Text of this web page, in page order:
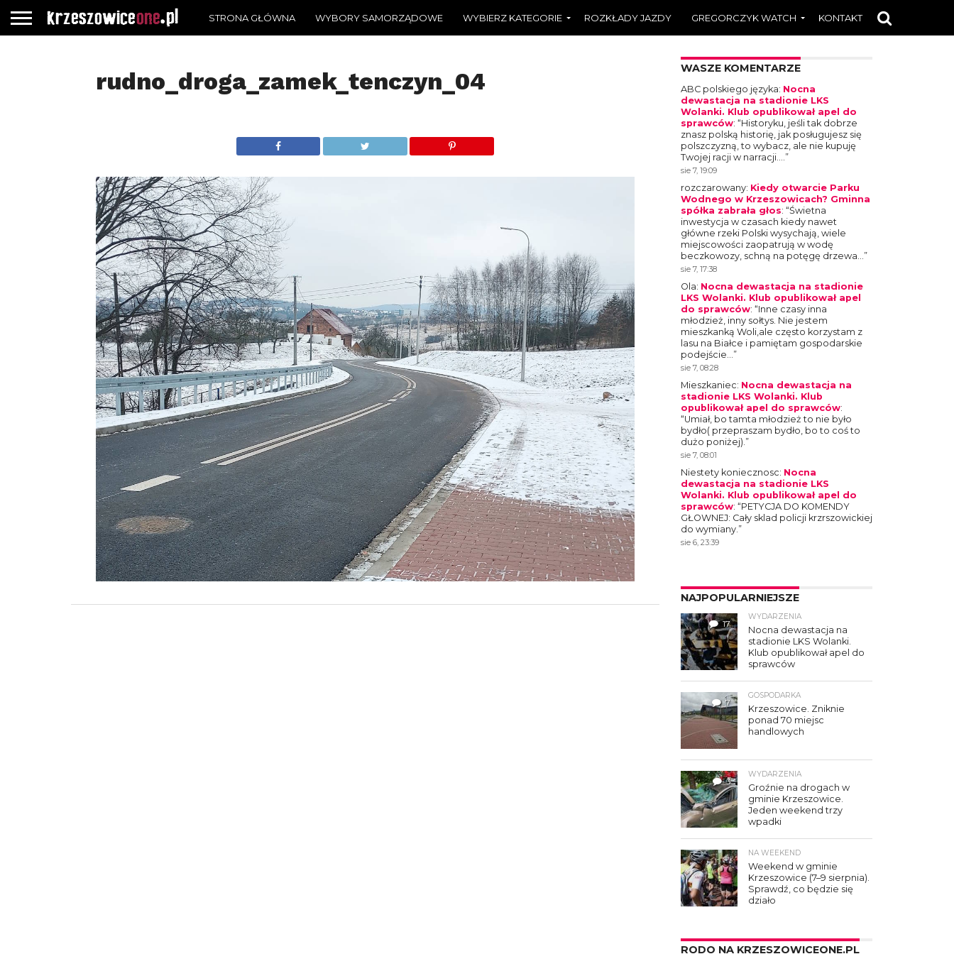
STRONA GŁÓWNA WYBORY SAMORZĄDOWE WYBIERZ KATEGORIE ROZKŁADY JAZDY GREGORCZYK WATCH KONTAKT
rudno_droga_zamek_tenczyn_04 WASZE KOMENTARZE
ABC polskiego języka: Nocna
dewastacja na stadionie LKS
Wolanki. Klub opublikował apel do
sprawców: “Historyku, jeśli tak dobrze
znasz polską historię, jak posługujesz się
polszczyzną, to wybacz, ale nie kupuję
Twojej racji w narracji.…”
sie 7, 19:09
rozczarowany: Kiedy otwarcie Parku
Wodnego w Krzeszowicach? Gminna
spółka zabrała głos: “Świetna
inwestycja w czasach kiedy nawet
główne rzeki Polski wysychają, wiele
miejscowości zaopatrują w wodę
beczkowozy, schną na potęgę drzewa…”
sie 7, 17:38
Ola: Nocna dewastacja na stadionie
LKS Wolanki. Klub opublikował apel
do sprawców: “Inne czasy inna
młodzież, inny sołtys. Nie jestem
mieszkanką Woli,ale często korzystam z
lasu na Białce i pamiętam gospodarskie
podejście…”
sie 7, 08:28
Mieszkaniec: Nocna dewastacja na
stadionie LKS Wolanki. Klub
opublikował apel do sprawców:
“Umiał, bo tamta młodzież to nie było
bydło( przepraszam bydło, bo to coś to
dużo poniżej).”
sie 7, 08:01
Niestety koniecznosc: Nocna
dewastacja na stadionie LKS
Wolanki. Klub opublikował apel do
sprawców: “PETYCJA DO KOMENDY
GŁOWNEJ: Cały sklad policji krzrszowickiej
do wymiany.”
sie 6, 23:39
NAJPOPULARNIEJSZE
17
WYDARZENIA
Nocna dewastacja na
stadionie LKS Wolanki.
Klub opublikował apel do
sprawców
7
GOSPODARKA
Krzeszowice. Zniknie
ponad 70 miejsc
handlowych
3
WYDARZENIA
Groźnie na drogach w
gminie Krzeszowice.
Jeden weekend trzy
wpadki
NA WEEKEND
Weekend w gminie
Krzeszowice (7–9 sierpnia).
Sprawdź, co będzie się
działo
RODO NA KRZESZOWICEONE.PL